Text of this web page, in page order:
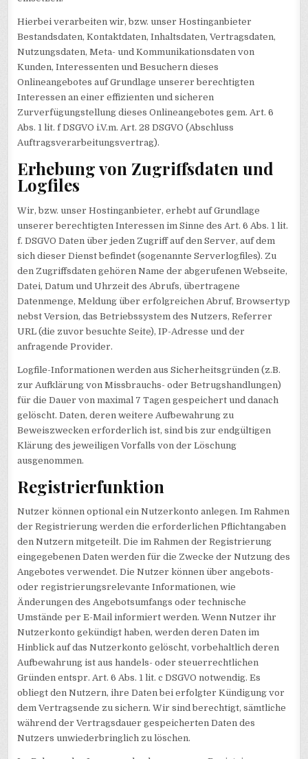
Hierbei verarbeiten wir, bzw. unser Hostinganbieter
Bestandsdaten, Kontaktdaten, Inhaltsdaten, Vertragsdaten,
Nutzungsdaten, Meta- und Kommunikationsdaten von
Kunden, Interessenten und Besuchern dieses
Onlineangebotes auf Grundlage unserer berechtigten
Interessen an einer effizienten und sicheren
Zurverfügungstellung dieses Onlineangebotes gem. Art. 6
Abs. 1 lit. f DSGVO i.V.m. Art. 28 DSGVO (Abschluss
Auftragsverarbeitungsvertrag).
Erhebung von Zugriffsdaten und
Logfiles
Wir, bzw. unser Hostinganbieter, erhebt auf Grundlage
unserer berechtigten Interessen im Sinne des Art. 6 Abs. 1 lit.
f. DSGVO Daten über jeden Zugriff auf den Server, auf dem
sich dieser Dienst befindet (sogenannte Serverlogfiles). Zu
den Zugriffsdaten gehören Name der abgerufenen Webseite,
Datei, Datum und Uhrzeit des Abrufs, übertragene
Datenmenge, Meldung über erfolgreichen Abruf, Browsertyp
nebst Version, das Betriebssystem des Nutzers, Referrer
URL (die zuvor besuchte Seite), IP-Adresse und der
anfragende Provider.
Logfile-Informationen werden aus Sicherheitsgründen (z.B.
zur Aufklärung von Missbrauchs- oder Betrugshandlungen)
für die Dauer von maximal 7 Tagen gespeichert und danach
gelöscht. Daten, deren weitere Aufbewahrung zu
Beweiszwecken erforderlich ist, sind bis zur endgültigen
Klärung des jeweiligen Vorfalls von der Löschung
ausgenommen.
Registrierfunktion
Nutzer können optional ein Nutzerkonto anlegen. Im Rahmen
der Registrierung werden die erforderlichen Pflichtangaben
den Nutzern mitgeteilt. Die im Rahmen der Registrierung
eingegebenen Daten werden für die Zwecke der Nutzung des
Angebotes verwendet. Die Nutzer können über angebots-
oder registrierungsrelevante Informationen, wie
Änderungen des Angebotsumfangs oder technische
Umstände per E-Mail informiert werden. Wenn Nutzer ihr
Nutzerkonto gekündigt haben, werden deren Daten im
Hinblick auf das Nutzerkonto gelöscht, vorbehaltlich deren
Aufbewahrung ist aus handels- oder steuerrechtlichen
Gründen entspr. Art. 6 Abs. 1 lit. c DSGVO notwendig. Es
obliegt den Nutzern, ihre Daten bei erfolgter Kündigung vor
dem Vertragsende zu sichern. Wir sind berechtigt, sämtliche
während der Vertragsdauer gespeicherten Daten des
Nutzers unwiederbringlich zu löschen.